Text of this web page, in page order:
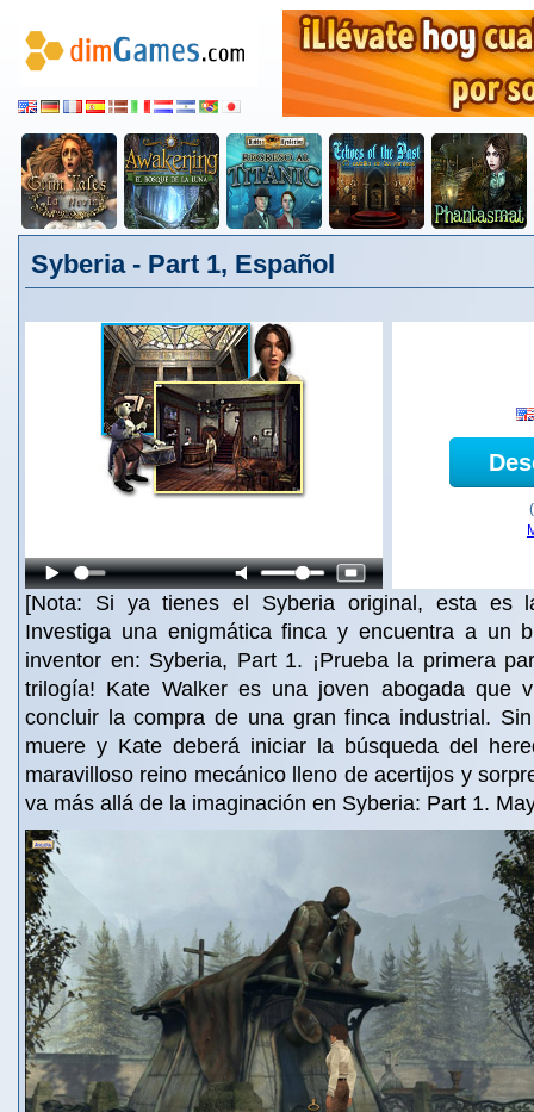
Syberia - Part 1, Español
[Nota: Si ya tienes el Syberia original, esta es
Investiga una enigmática finca y encuentra a un
inventor en: Syberia, Part 1. ¡Prueba la primera
trilogía! Kate Walker es una joven abogada que
concluir la compra de una gran finca industrial.
muere y Kate deberá iniciar la búsqueda del
maravilloso reino mecánico lleno de acertijos y
va más allá de la imaginación en Syberia: Part 1.